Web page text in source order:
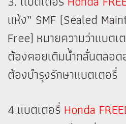
แห้ง” SMF (Sealed
Free) หมายความว่าแบตเ
ต้องคอยเติมน้ำกลั่นตลอด
ต้องบำรุงรักษาแบตเตอรี่
4.แบตเตอรี่ Honda